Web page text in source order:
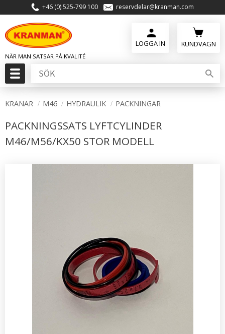
Meny
+46 (0) 525-799 100 reservdelar@kranman.com
KUNDVAGN
KRANAR M46 HYDRAULIK PACKNINGAR
PACKNINGSSATS LYFTCYLINDER
M46/M56/KX50 STOR MODELL